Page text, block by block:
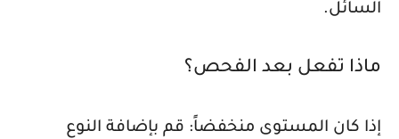
السائل.
ماذا تفعل بعد الفحص؟
إذا كان المستوى منخفضاً: قم بإضافة النوع